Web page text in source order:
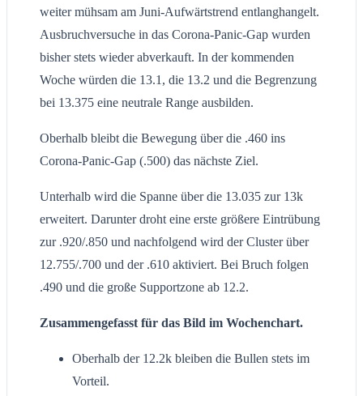
weiter mühsam am Juni-Aufwärtstrend entlanghangelt.
Ausbruchversuche in das Corona-Panic-Gap wurden
bisher stets wieder abverkauft. In der kommenden
Woche würden die 13.1, die 13.2 und die Begrenzung
bei 13.375 eine neutrale Range ausbilden.
Oberhalb bleibt die Bewegung über die .460 ins
Corona-Panic-Gap (.500) das nächste Ziel.
Unterhalb wird die Spanne über die 13.035 zur 13k
erweitert. Darunter droht eine erste größere Eintrübung
zur .920/.850 und nachfolgend wird der Cluster über
12.755/.700 und der .610 aktiviert. Bei Bruch folgen
.490 und die große Supportzone ab 12.2.
Zusammengefasst für das Bild im Wochenchart.
Oberhalb der 12.2k bleiben die Bullen stets im
Vorteil.